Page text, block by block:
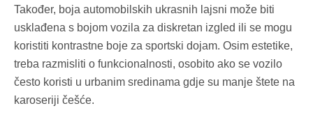
Također, boja automobilskih ukrasnih lajsni može biti
usklađena s bojom vozila za diskretan izgled ili se mogu
koristiti kontrastne boje za sportski dojam. Osim estetike,
treba razmisliti o funkcionalnosti, osobito ako se vozilo
često koristi u urbanim sredinama gdje su manje štete na
karoseriji češće.